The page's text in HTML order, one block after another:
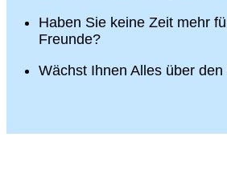
Haben Sie keine Zeit mehr
Freunde?
Wächst Ihnen Alles über den